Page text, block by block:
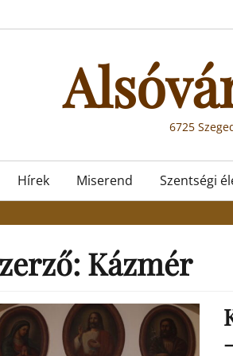
6725
Hírek Miserend Szentségi
Kázmér